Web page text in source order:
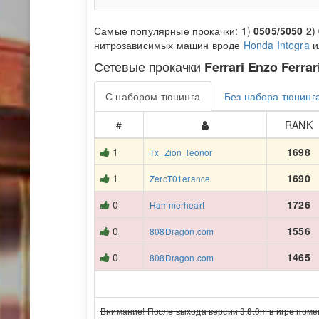
Самые популярные прокачки: 1)0505/5050 2)
нитрозависимых машин вроде Honda Integra
Сетевые прокачки Ferrari Enzo
С набором тюнинга
Без набора
#
RANK
1
Tx_Zion_leonor
1698
1
ZeroT01erance
1690
0
Hammerheart
1726
0
808Dragon.com
1556
0
808Dragon.com 1465
Внимание! После выхода версии 3.8.0m в игре